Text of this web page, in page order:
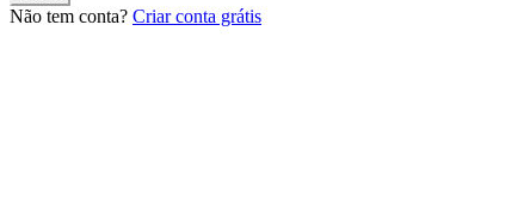
Não tem conta? Criar conta grátis